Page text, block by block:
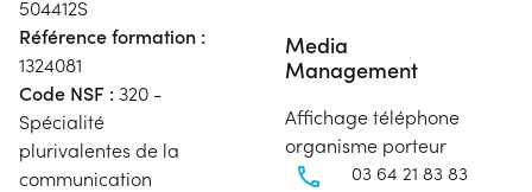
504412S
Référence formation :
1324081
Code NSF : 320 -
Spécialité
plurivalentes de la
communication
Media
Management
Affichage téléphone
organisme porteur
03 64 21 83 83